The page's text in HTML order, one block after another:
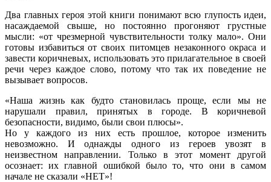
Два главных героя этой книги понимают всю глупость идеи,
насаждаемой свыше, но постоянно прогоняют грустные
мысли: «от чрезмерной чувствительности толку мало». Они
готовы избавиться от своих питомцев незаконного окраса и
завести коричневых, использовать это прилагательное в своей
речи через каждое слово, потому что так их поведение не
вызывает вопросов.
«Наша жизнь как будто становилась проще, если мы не
нарушали правил, принятых в городе. В коричневой
безопасности, видимо, были свои плюсы».
Но у каждого из них есть прошлое, которое изменить
невозможно. И однажды одного из героев увозят в
неизвестном направлении. Только в этот момент другой
осознает: их главной ошибкой было то, что они в самом
начале не сказали «НЕТ»!